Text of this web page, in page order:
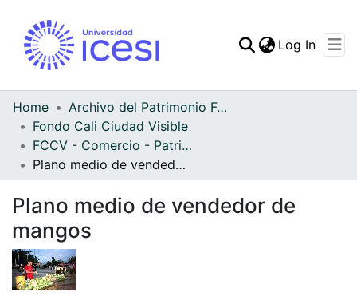
Log In
Home
Archivo del Patrimonio Fotográfico y Fílmico del Valle del Cauca
Fondo Cali Ciudad Visible
FCCV - Comercio - Patrimonial
Plano medio de vendedor de mangos
Plano medio de vendedor de
mangos